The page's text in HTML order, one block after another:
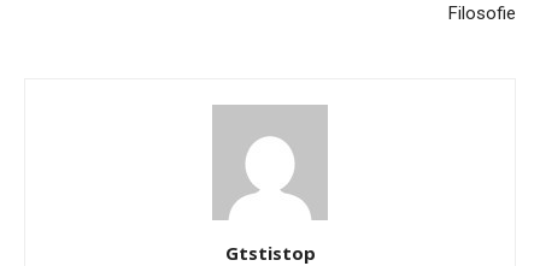
Filosofie
Gtstistop